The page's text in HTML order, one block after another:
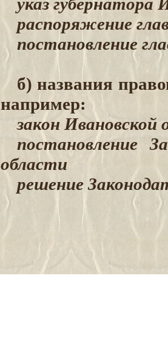
распоряжение
постановление
б) названия
например:
закон Ивановской
постановление
области
решение